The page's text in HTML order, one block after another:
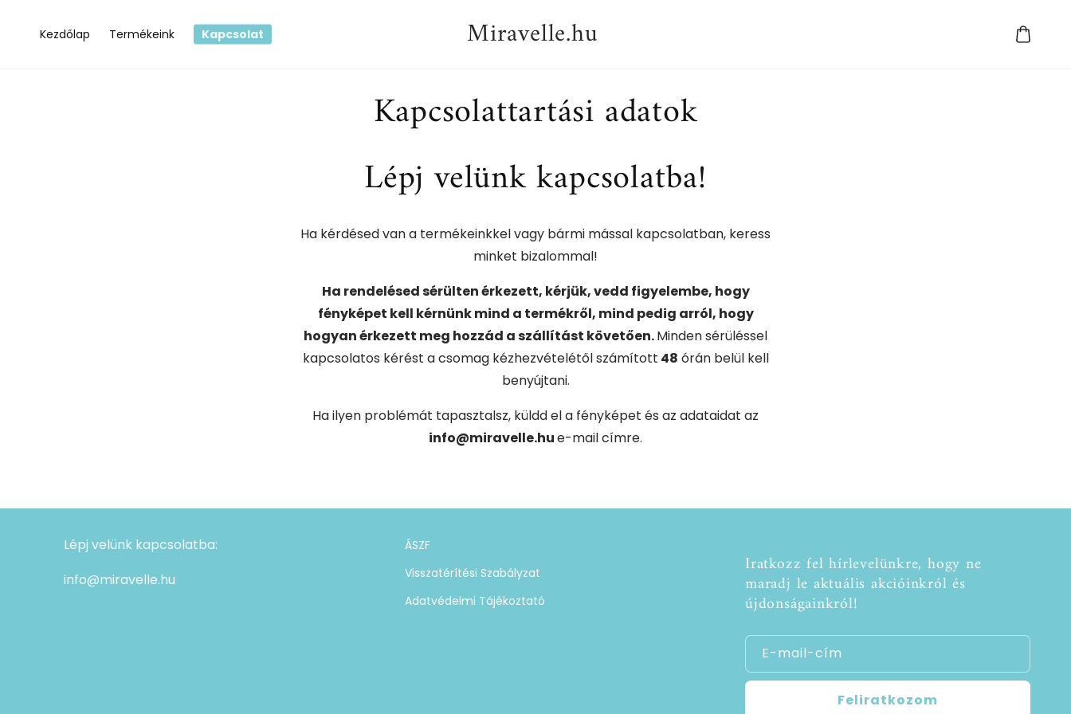
tartalomhoz
Kezdőlap Termékeink Kapcsolat Miravelle.hu Kosár
Kapcsolattartási adatok
Lépj velünk kapcsolatba!
Ha kérdésed van a termékeinkkel vagy bármi mással kapcsolatban, keress
minket bizalommal!
Ha rendelésed sérülten érkezett, kérjük, vedd figyelembe, hogy
fényképet kell kérnünk mind a termékről, mind pedig arról, hogy
hogyan érkezett meg hozzád a szállítást követően.Minden sérüléssel
kapcsolatos kérést a csomag kézhezvételétől számított 48 órán belül kell
benyújtani.
Ha ilyen problémát tapasztalsz, küldd el a fényképet és az adataidat az
info@miravelle.hue-mail címre.
Lépj velünk kapcsolatba:
info@miravelle.hu
ÁSZF
Visszatérítési Szabályzat
Adatvédelmi Tájékoztató
Iratkozz fel hírlevelünkre, hogy ne
maradj le aktuális akcióinkról és
újdonságainkról!
E-mail-cím
Feliratkozom